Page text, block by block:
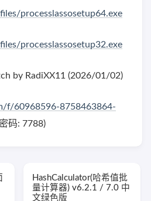
processlassosetup64.exe
processlassosetup32.exe
by RadiXX11 (2026/01/02)
f/60968596-8758463864-
码: 7788)
HashCalculator(哈希值批
量计算器) v6.2.1 / 7.0 中
文绿色版